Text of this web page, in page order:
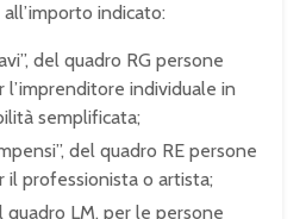
indicato:
del quadro RG persone
l’imprenditore individuale in
semplificata;
del quadro RE persone
il professionista o artista;
quadro LM, per le persone